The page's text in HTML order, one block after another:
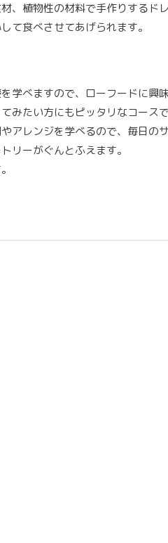
、植物性の材料で手作りするド
て食べさせてあげられます。
学べますので、ローフードに興
みたい方にもピッタリなコースで
アレンジを学べるので、毎日の
リーがぐんとふえます。